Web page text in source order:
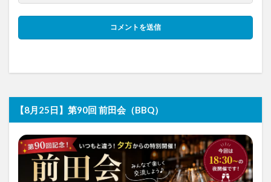
【8月25日】第90回 前田会（BBQ）